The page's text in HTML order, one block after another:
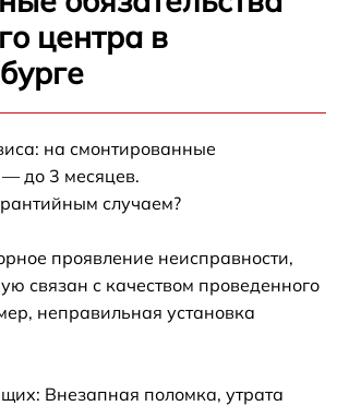
центра в
на смонтированные
до 3 месяцев.
случаем?
проявление неисправности,
связан с качеством проведенного
неправильная установка
Внезапная поломка, утрата